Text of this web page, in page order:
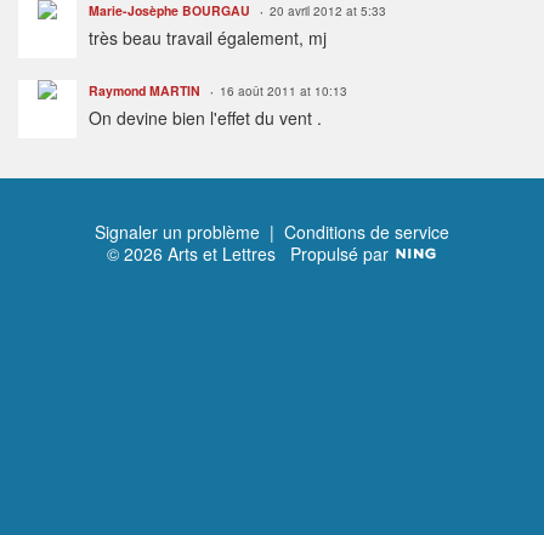
Marie-Josèphe BOURGAU 20 avril 2012 at 5:33
très beau travail également, mj
Raymond MARTIN 16 août 2011 at 10:13
On devine bien l'effet du vent .
Signaler un problème | Conditions de service
© 2026 Arts et Lettres Propulsé par